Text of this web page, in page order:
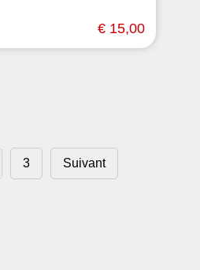
€ 15,00
3 Suivant